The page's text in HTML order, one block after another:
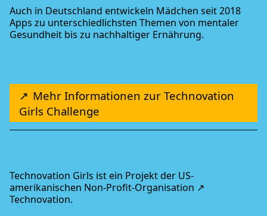
Auch in Deutschland entwickeln Mädchen seit 2018
Apps zu unterschiedlichsten Themen von mentaler
Gesundheit bis zu nachhaltiger Ernährung.
Mehr Informationen zur Technovation
Girls Challenge
Technovation Girls ist ein Projekt der US-
amerikanischen Non-Profit-Organisation
Technovation.